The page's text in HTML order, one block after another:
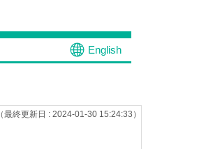
English
（最終更新日 : 2024-01-30 15:24:33）